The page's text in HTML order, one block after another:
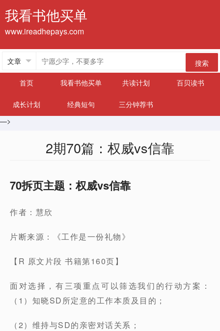
我看书他买单
www.ireadhepays.com
搜索
首页
我看书他买单 共读计划 百贝读书
成长计划 经典短句
三分钟荐书
—>
2期70篇：权威vs信靠
70拆页主题：权威vs信靠
作者：慧欣
片断来源：《工作是一份礼物》
【R 原文片段 书籍第160页】
面对选择，有三项重点可以筛选我们的行动方案：
（1）知晓SD所定意的工作本质及目的；
（2）维持与SD的亲密对话关系；